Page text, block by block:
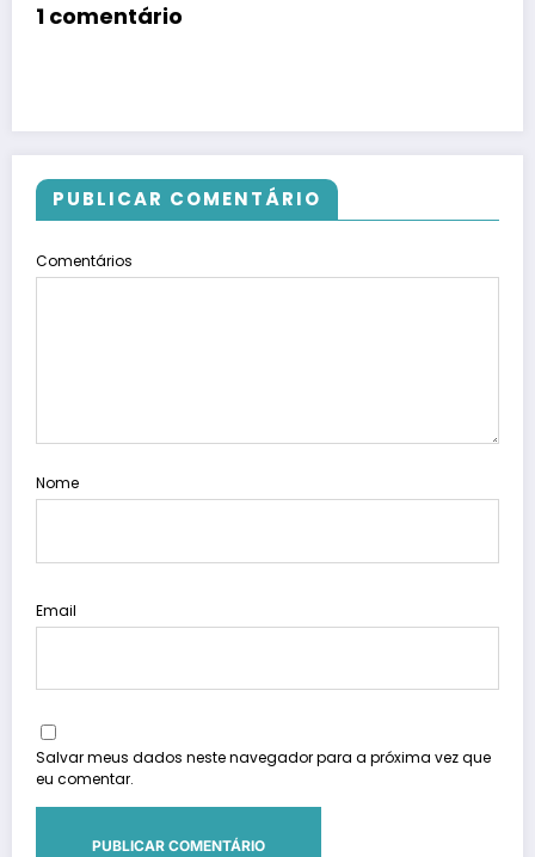
1 comentário
PUBLICAR COMENTÁRIO
Comentários
Nome
Email
Salvar meus dados neste navegador para a próxima vez que
eu comentar.